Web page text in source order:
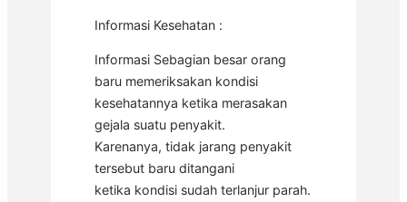
Informasi Kesehatan :
Informasi Sebagian besar orang
baru memeriksakan kondisi
kesehatannya ketika merasakan
gejala suatu penyakit.
Karenanya, tidak jarang penyakit
tersebut baru ditangani
ketika kondisi sudah terlanjur parah.